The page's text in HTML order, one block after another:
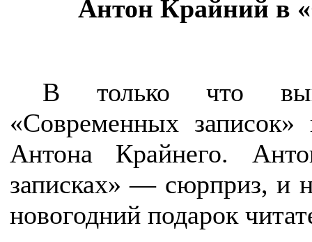
Антон Крайний в
В только что
«Современных записок»
Антона Крайнего.
записках» — сюрприз, и
новогодний подарок